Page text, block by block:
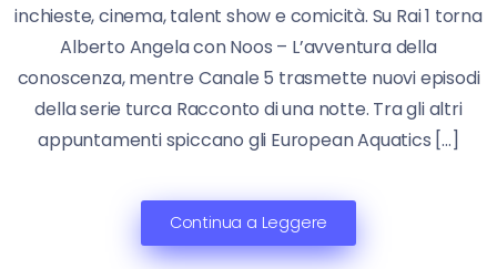
inchieste, cinema, talent show e comicità. Su Rai 1 torna
Alberto Angela con Noos – L’avventura della
conoscenza, mentre Canale 5 trasmette nuovi episodi
della serie turca Racconto di una notte. Tra gli altri
appuntamenti spiccano gli European Aquatics […]
Continua a Leggere